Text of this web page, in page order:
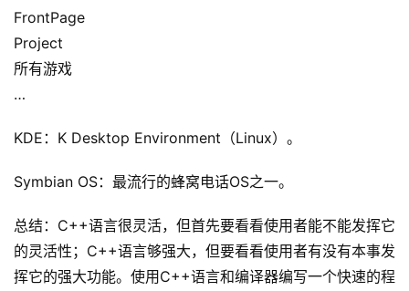
用
服
务
目
A
I
提
示
词
FrontPage
Project
所有游戏
…
KDE：K Desktop Environment（Linux）。
Symbian OS：最流行的蜂窝电话OS之一。
总结：C++语言很灵活，但首先要看看使用者能不能发挥它
的灵活性；C++语言够强大，但要看看使用者有没有本事发
挥它的强大功能。使用C++语言和编译器编写一个快速的程